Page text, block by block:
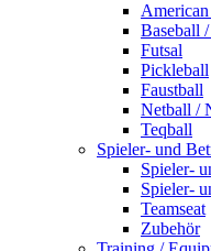
Baseball
Futsal
Pickleball
Faustball
Netball /
Teqball
Spieler- und
Spieler-
Spieler-
Teamseat
Zubehör